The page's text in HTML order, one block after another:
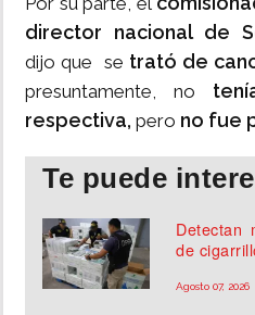
director nacional de
dijo que se trató de
presuntamente, no
respectiva, pero no fue
Te puede
Detectan
de
Agosto 07, 2026